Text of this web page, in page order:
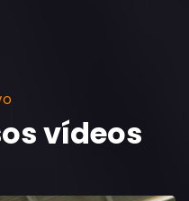
vídeos